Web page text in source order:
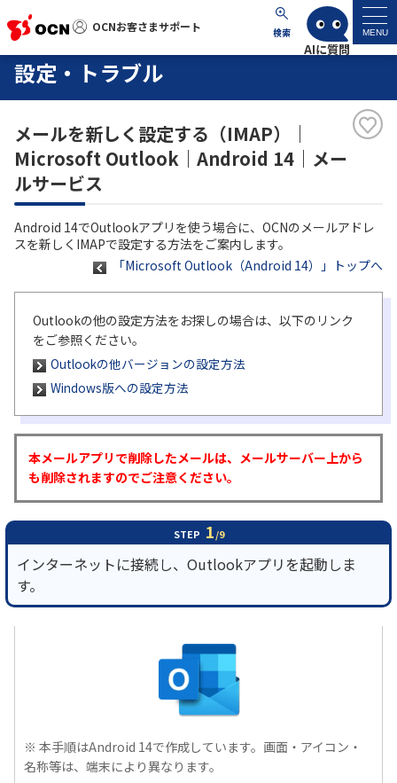
OCNお客さまサポート 検索 MENU
OCNお客さまサポート
サポートトップ
サービス名から探す
よくあるご質問
各種ダウンロード
お問い合わせ
履歴・お気に入り
お知らせ
NTTドコモビジネスのお客さ
まはこちら
サービス
設定・トラブル
メールを新しく設定する（IMAP）｜
Microsoft Outlook｜Android 14｜メー
ルサービス
Android 14でOutlookアプリを使う場合に、OCNのメールアドレ
スを新しくIMAPで設定する方法をご案内します。
「Microsoft Outlook（Android 14）」トップへ
Outlookの他の設定方法をお探しの場合は、以下のリンク
をご参照ください。
Outlookの他バージョンの設定方法
Windows版への設定方法
本メールアプリで削除したメールは、メールサーバー上から
も削除されますのでご注意ください。
STEP 1/9
インターネットに接続し、Outlookアプリを起動しま
す。
※ 本手順はAndroid 14で作成しています。画面・アイコン・
名称等は、端末により異なります。